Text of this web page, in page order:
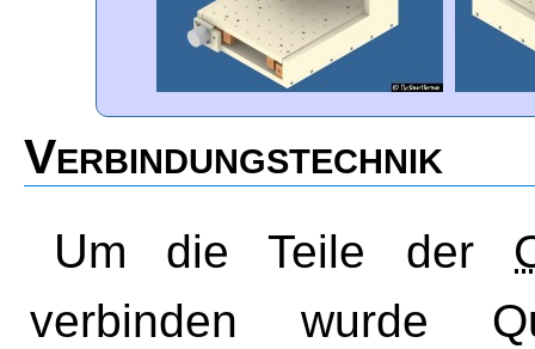
Verbindungstechnik
Um die Teile der
verbinden wurde